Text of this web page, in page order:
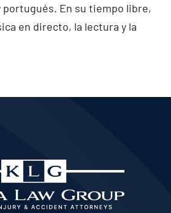
En su tiempo libre,
en directo, la lectura y la